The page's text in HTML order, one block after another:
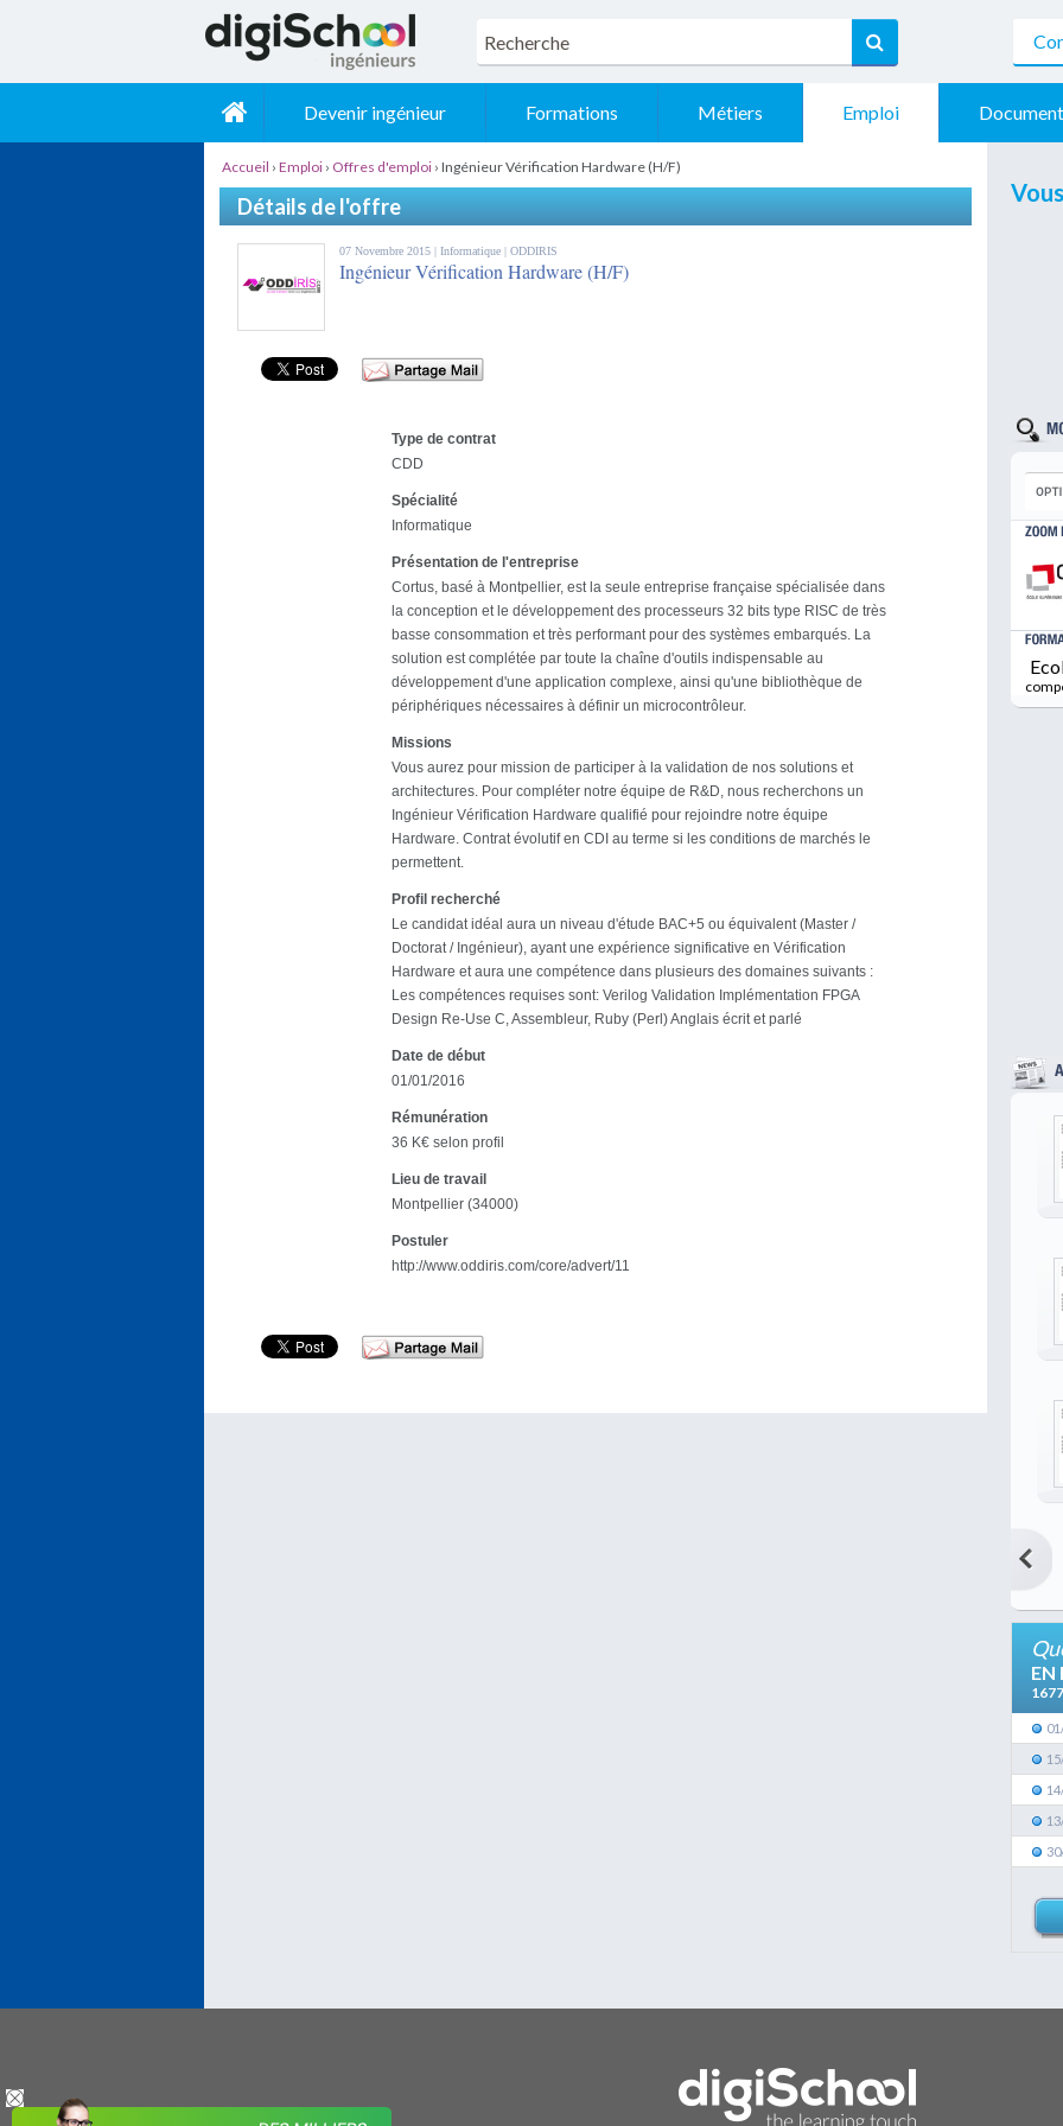
Devenir ingénieur Formations Métiers Emploi
Accueil ›Emploi › Offres d'emploi ›Ingénieur Vérification Hardware (H/F)
Détails de l'offre
07 Novembre 2015 |Informatique| ODDIRIS
Ingénieur Vérification Hardware (H/F)
Type de contrat
CDD
Spécialité
Informatique
Présentation de l'entreprise
Cortus, basé à Montpellier, est la seule entreprise française spécialisée dans
la conception et le développement des processeurs 32 bits type RISC de très
basse consommation et très performant pour des systèmes embarqués. La
solution est complétée par toute la chaîne d'outils indispensable au
développement d'une application complexe, ainsi qu'une bibliothèque de
périphériques nécessaires à définir un microcontrôleur.
Missions
Vous aurez pour mission de participer à la validation de nos solutions et
architectures. Pour compléter notre équipe de R&D, nous recherchons un
Ingénieur Vérification Hardware qualifié pour rejoindre notre équipe
Hardware. Contrat évolutif en CDI au terme si les conditions de marchés le
permettent.
Profil recherché
Le candidat idéal aura un niveau d'étude BAC+5 ou équivalent (Master /
Doctorat / Ingénieur), ayant une expérience significative en Vérification
Hardware et aura une compétence dans plusieurs des domaines suivants :
Les compétences requises sont: Verilog Validation Implémentation FPGA
Design Re-Use C, Assembleur, Ruby (Perl) Anglais écrit et parlé
Date de début
01/01/2016
Rémunération
36 K€ selon profil
Lieu de travail
Montpellier (34000)
Postuler
http://www.oddiris.com/core/advert/11
EN